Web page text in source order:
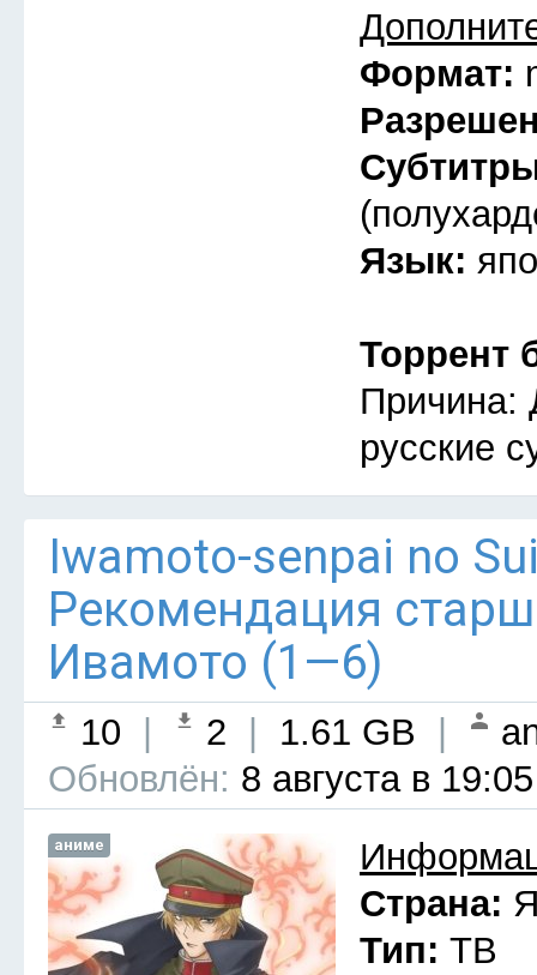
Формат:
Язык:
Торрент
Причина:
русские
Iwamoto-senpai no
Рекомендация
Ивамото (1—6)
10 2 1.61 GB
Обновлён: 8 августа в 19:05
аниме
Страна:
Тип: ТВ